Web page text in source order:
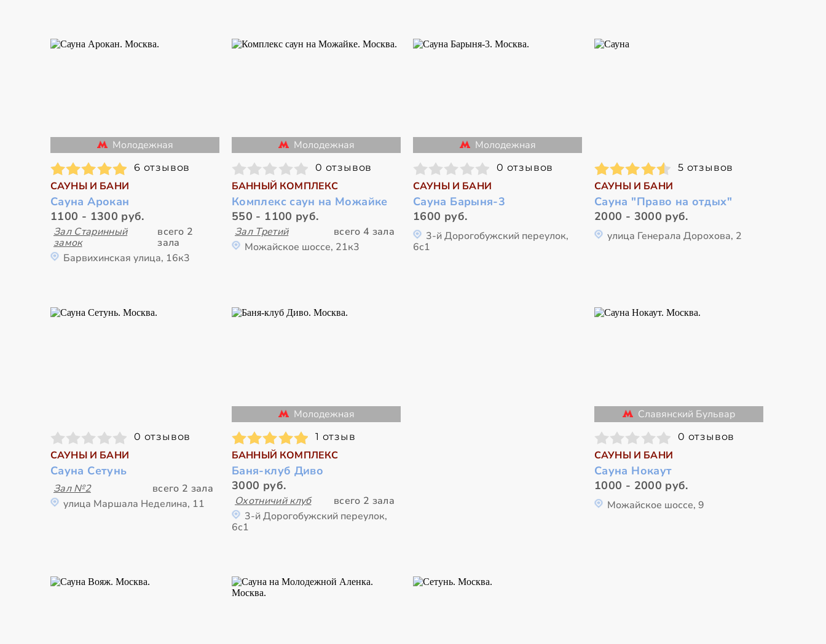
Молодежная
6 отзывов
САУНЫ И БАНИ
Сауна Арокан
1100 - 1300 руб.
Зал Старинный
замок
всего 2
зала
Барвихинская улица, 16к3
Молодежная
0 отзывов
БАННЫЙ КОМПЛЕКС
Комплекс саун на Можайке
550 - 1100 руб.
Зал Третий
всего 4 зала
Можайское шоссе, 21к3
Молодежная
0 отзывов
САУНЫ И БАНИ
Сауна Барыня-3
1600 руб.
3-й Дорогобужский переулок,
6с1
5 отзывов
САУНЫ И БАНИ
Сауна "Право на отдых"
2000 - 3000 руб.
улица Генерала Дорохова, 2
0 отзывов
САУНЫ И БАНИ
Сауна Сетунь
Зал №2
всего 2 зала
улица Маршала Неделина, 11
Молодежная
1 отзыв
БАННЫЙ КОМПЛЕКС
Баня-клуб Диво
3000 руб.
Охотничий клуб
всего 2 зала
3-й Дорогобужский переулок,
6с1
Славянский Бульвар
0 отзывов
САУНЫ И БАНИ
Сауна Нокаут
1000 - 2000 руб.
Можайское шоссе, 9